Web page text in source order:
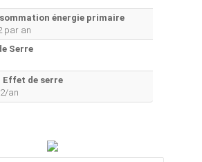
énergie primaire
par an
Serre
Effet de serre
an